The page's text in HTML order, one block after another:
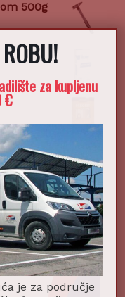
500g
za kupljenu
€
je za područje